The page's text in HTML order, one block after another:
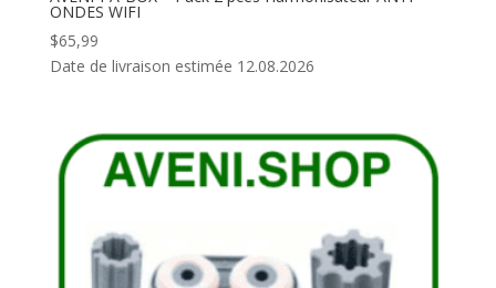
ONDES WIFI
$65,99
Date de livraison estimée 12.08.2026